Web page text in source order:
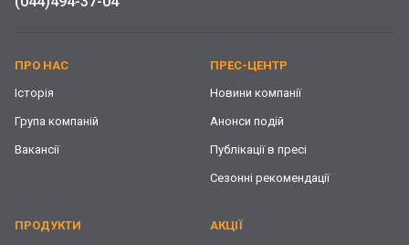
ПРО НАС
Історія
Група компаній
Вакансії
ПРЕС-ЦЕНТР
Новини компанії
Анонси подій
Публікації в пресі
Сезонні рекомендації
ПРОДУКТИ
АКЦІЇ